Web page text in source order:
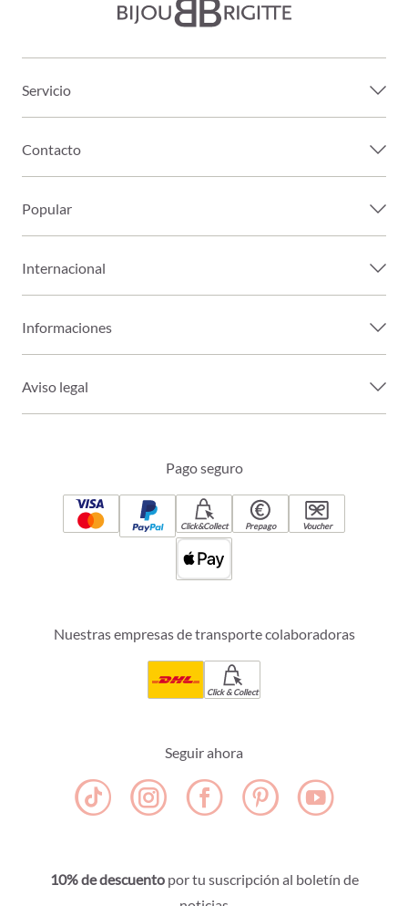
Servicio
Contacto
Popular
Internacional
Informaciones
Aviso legal
Pago seguro
Click&Collect Prepago Voucher
Nuestras empresas de transporte colaboradoras
Click & Collect
Seguir ahora
10% de descuentopor tu suscripción al boletín de